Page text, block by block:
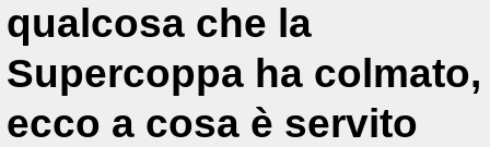
qualcosa che la
Supercoppa ha colmato,
ecco a cosa è servito